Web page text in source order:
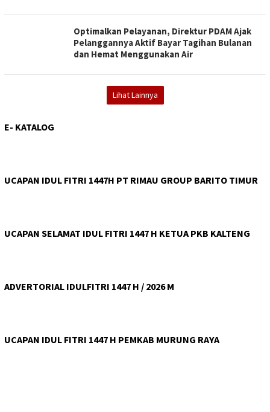
Optimalkan Pelayanan, Direktur PDAM Ajak
Pelanggannya Aktif Bayar Tagihan Bulanan
dan Hemat Menggunakan Air
Lihat Lainnya
E- KATALOG
UCAPAN IDUL FITRI 1447H PT RIMAU GROUP BARITO TIMUR
UCAPAN SELAMAT IDUL FITRI 1447 H KETUA PKB KALTENG
ADVERTORIAL IDULFITRI 1447 H / 2026 M
UCAPAN IDUL FITRI 1447 H PEMKAB MURUNG RAYA